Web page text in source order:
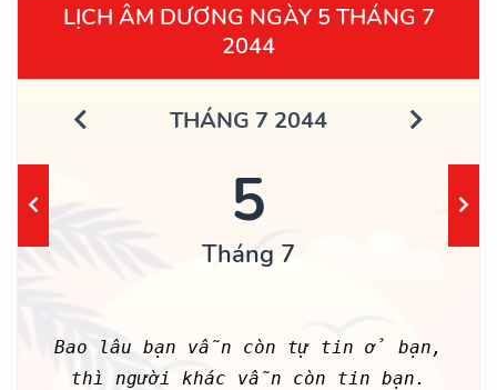
LỊCH ÂM DƯƠNG NGÀY 5 THÁNG 7
2044
THÁNG 7 2044
5
Tháng 7
Bao lâu bạn vẫn còn tự tin ở bạn,
thì người khác vẫn còn tin bạn.